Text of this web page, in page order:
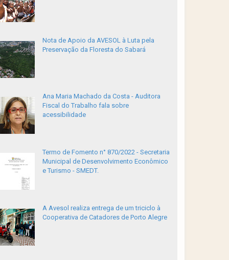
Nota de Apoio da AVESOL à Luta pela
Preservação da Floresta do Sabará
Ana Maria Machado da Costa - Auditora
Fiscal do Trabalho fala sobre
acessibilidade
Termo de Fomento n° 870/2022 - Secretaria
Municipal de Desenvolvimento Econômico
e Turismo - SMEDT.
A Avesol realiza entrega de um triciclo à
Cooperativa de Catadores de Porto Alegre